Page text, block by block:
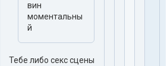
вин
моментальны
й
Тебе либо секс сцены